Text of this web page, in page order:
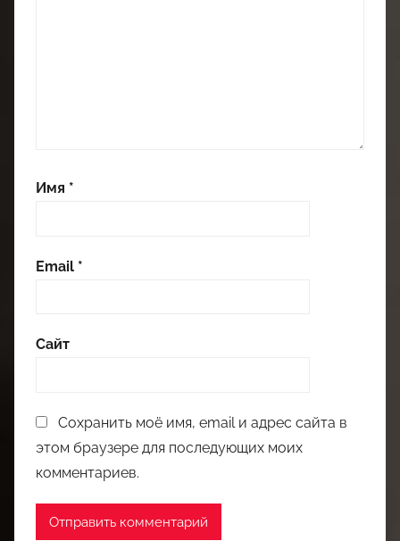
Имя *
Email *
Сайт
Сохранить моё имя, email и адрес сайта в
этом браузере для последующих моих
комментариев.